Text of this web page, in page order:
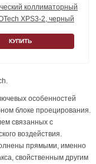
коллиматорный
XPS3-2, черный
КУПИТЬ
особенностей
блоке проецирования.
связанных с
воздействия.
прямыми, именно
свойственным другим